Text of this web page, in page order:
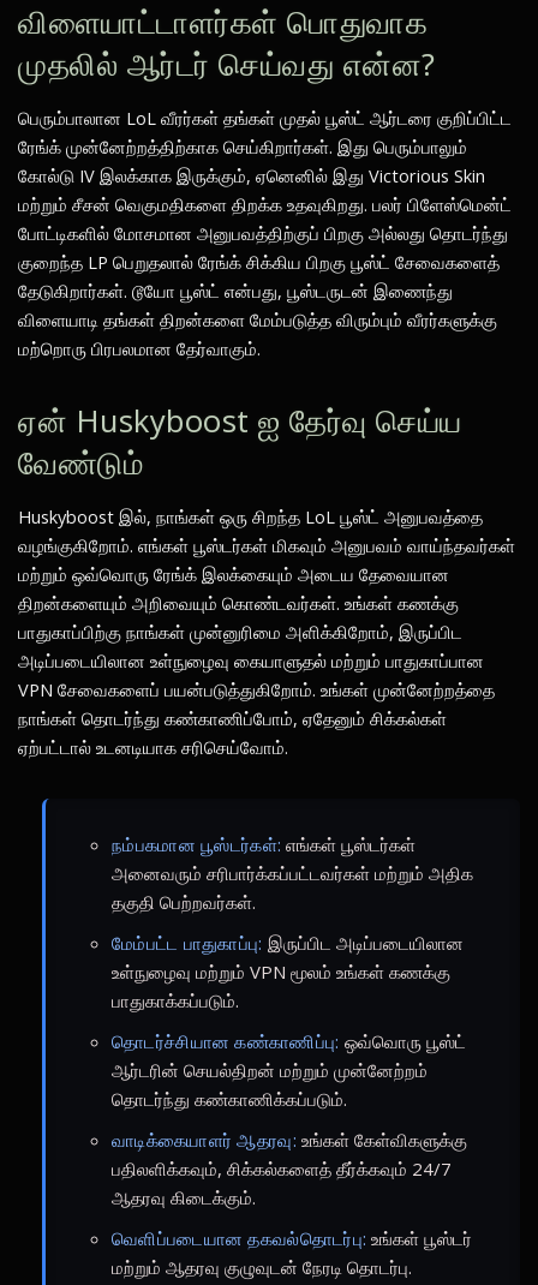
விளையாட்டாளர்கள் பொதுவாக
முதலில் ஆர்டர் செய்வது என்ன?
பெரும்பாலான LoL வீரர்கள் தங்கள் முதல் பூஸ்ட் ஆர்டரை குறிப்பிட்ட
ரேங்க் முன்னேற்றத்திற்காக செய்கிறார்கள். இது பெரும்பாலும்
கோல்டு IV இலக்காக இருக்கும், ஏனெனில் இது Victorious Skin
மற்றும் சீசன் வெகுமதிகளை திறக்க உதவுகிறது. பலர் பிளேஸ்மென்ட்
போட்டிகளில் மோசமான அனுபவத்திற்குப் பிறகு அல்லது தொடர்ந்து
குறைந்த LP பெறுதலால் ரேங்க் சிக்கிய பிறகு பூஸ்ட் சேவைகளைத்
தேடுகிறார்கள். டூயோ பூஸ்ட் என்பது, பூஸ்டருடன் இணைந்து
விளையாடி தங்கள் திறன்களை மேம்படுத்த விரும்பும் வீரர்களுக்கு
மற்றொரு பிரபலமான தேர்வாகும்.
ஏன் Huskyboost ஐ தேர்வு செய்ய
வேண்டும்
Huskyboost இல், நாங்கள் ஒரு சிறந்த LoL பூஸ்ட் அனுபவத்தை
வழங்குகிறோம். எங்கள் பூஸ்டர்கள் மிகவும் அனுபவம் வாய்ந்தவர்கள்
மற்றும் ஒவ்வொரு ரேங்க் இலக்கையும் அடைய தேவையான
திறன்களையும் அறிவையும் கொண்டவர்கள். உங்கள் கணக்கு
பாதுகாப்பிற்கு நாங்கள் முன்னுரிமை அளிக்கிறோம், இருப்பிட
அடிப்படையிலான உள்நுழைவு கையாளுதல் மற்றும் பாதுகாப்பான
VPN சேவைகளைப் பயன்படுத்துகிறோம். உங்கள் முன்னேற்றத்தை
நாங்கள் தொடர்ந்து கண்காணிப்போம், ஏதேனும் சிக்கல்கள்
ஏற்பட்டால் உடனடியாக சரிசெய்வோம்.
நம்பகமான பூஸ்டர்கள்: எங்கள் பூஸ்டர்கள்
அனைவரும் சரிபார்க்கப்பட்டவர்கள் மற்றும் அதிக
தகுதி பெற்றவர்கள்.
மேம்பட்ட பாதுகாப்பு: இருப்பிட அடிப்படையிலான
உள்நுழைவு மற்றும் VPN மூலம் உங்கள் கணக்கு
பாதுகாக்கப்படும்.
தொடர்ச்சியான கண்காணிப்பு: ஒவ்வொரு பூஸ்ட்
ஆர்டரின் செயல்திறன் மற்றும் முன்னேற்றம்
தொடர்ந்து கண்காணிக்கப்படும்.
வாடிக்கையாளர் ஆதரவு: உங்கள் கேள்விகளுக்கு
பதிலளிக்கவும், சிக்கல்களைத் தீர்க்கவும் 24/7
ஆதரவு கிடைக்கும்.
வெளிப்படையான தகவல்தொடர்பு: உங்கள் பூஸ்டர்
மற்றும் ஆதரவு குழுவுடன் நேரடி தொடர்பு.